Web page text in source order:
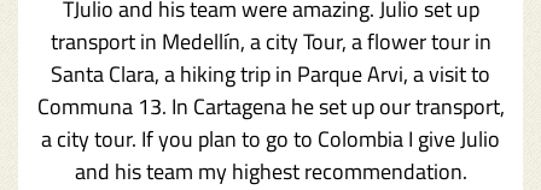
TJulio and his team were amazing. Julio set up
transport in Medellín, a city Tour, a flower tour in
Santa Clara, a hiking trip in Parque Arvi, a visit to
Communa 13. In Cartagena he set up our transport,
a city tour. If you plan to go to Colombia I give Julio
and his team my highest recommendation.